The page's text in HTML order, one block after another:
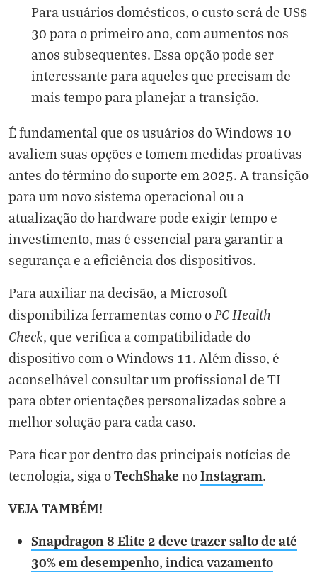
Para usuários domésticos, o custo será de US$
30 para o primeiro ano, com aumentos nos
anos subsequentes. Essa opção pode ser
interessante para aqueles que precisam de
mais tempo para planejar a transição.
É fundamental que os usuários do Windows 10
avaliem suas opções e tomem medidas proativas
antes do término do suporte em 2025. A transição
para um novo sistema operacional ou a
atualização do hardware pode exigir tempo e
investimento, mas é essencial para garantir a
segurança e a eficiência dos dispositivos.
Para auxiliar na decisão, a Microsoft
disponibiliza ferramentas como o PC Health
Check, que verifica a compatibilidade do
dispositivo com o Windows 11. Além disso, é
aconselhável consultar um profissional de TI
para obter orientações personalizadas sobre a
melhor solução para cada caso.
Para ficar por dentro das principais notícias de
tecnologia, siga oTechShake noInstagram.
VEJA TAMBÉM!
Snapdragon 8 Elite 2 deve trazer salto de até
30% em desempenho, indica vazamento